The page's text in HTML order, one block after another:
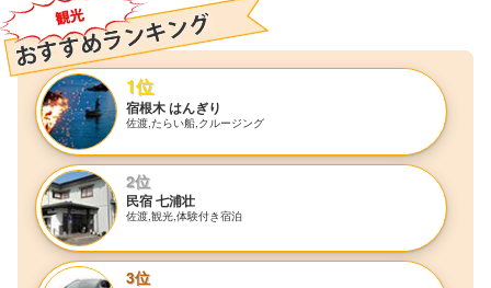
1位
宿根木 はんぎり
佐渡,たらい船,クルージング
2位
民宿 七浦壮
佐渡,観光,体験付き宿泊
3位